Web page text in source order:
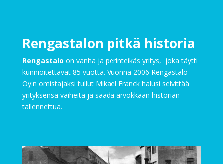
Rengastalon pitkä historia
Rengastalo on vanha ja perinteikäs yritys, joka täytti
kunnioitettavat 85 vuotta. Vuonna 2006 Rengastalo
Oy:n omistajaksi tullut Mikael Franck halusi selvittää
yrityksensä vaiheita ja saada arvokkaan historian
tallennettua.